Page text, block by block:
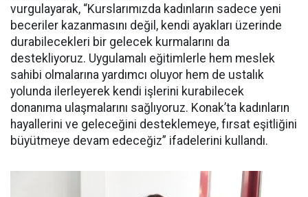
vurgulayarak, “Kurslarımızda kadınların sadece yeni
beceriler kazanmasını değil, kendi ayakları üzerinde
durabilecekleri bir gelecek kurmalarını da
destekliyoruz. Uygulamalı eğitimlerle hem meslek
sahibi olmalarına yardımcı oluyor hem de ustalık
yolunda ilerleyerek kendi işlerini kurabilecek
donanıma ulaşmalarını sağlıyoruz. Konak’ta kadınların
hayallerini ve geleceğini desteklemeye, fırsat eşitliğini
büyütmeye devam edeceğiz” ifadelerini kullandı.